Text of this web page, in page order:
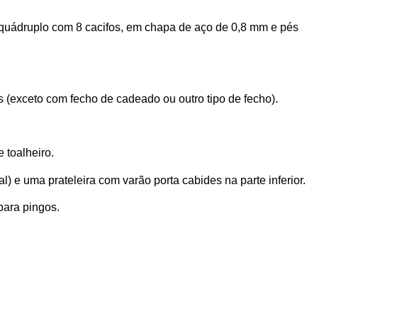
com 8 cacifos, em chapa de aço de 0,8 mm e pés
(exceto com fecho de cadeado ou outro tipo de fecho).
toalheiro.
e uma prateleira com varão porta cabides na parte inferior.
pingos.